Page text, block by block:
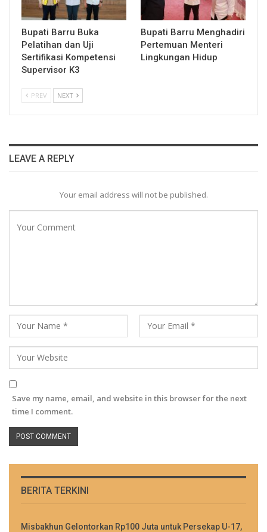
Bupati Barru Buka
Pelatihan dan Uji
Sertifikasi Kompetensi
Supervisor K3
Bupati Barru Menghadiri
Pertemuan Menteri
Lingkungan Hidup
PREV NEXT
LEAVE A REPLY
Your email address will not be published.
Save my name, email, and website in this browser for the next
time I comment.
BERITA TERKINI
Misbakhun Gelontorkan Rp100 Juta untuk Persekap U-17,